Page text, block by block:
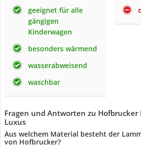
geeignet für alle
gängigen
Kinderwagen
besonders wärmend
wasserabweisend
waschbar
Fragen und Antworten zu Hofbrucker
Luxus
Aus welchem Material besteht der
von Hofbrucker?